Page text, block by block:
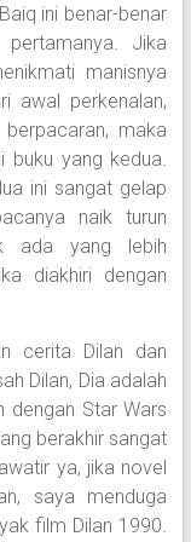
ini benar-benar
Jika
manisnya
awal perkenalan,
maka
buku yang kedua.
ini sangat gelap
naik turun
ada yang lebih
diakhiri dengan
cerita Dilan dan
Dilan, Dia adalah
dengan Star Wars
berakhir sangat
ya, jika novel
saya menduga
film Dilan 1990.